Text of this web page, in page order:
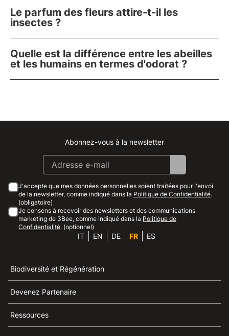
Le parfum des fleurs attire-t-il les
insectes ?
Quelle est la différence entre les abeilles
et les humains en termes d'odorat ?
Instagram
Facebook
Linkedin
Youtube
Abonnez-vous à la newsletter
J'accepte que mes données personnelles soient traitées pour l'envoi
de la newsletter, comme indiqué dans la Politique de Confidentialité.
(obligatoire)
Je consens à recevoir des newsletters et des communications
marketing de 3Bee, comme indiqué dans la Politique de
Confidentialité. (optionnel)
IT EN DE FR ES
Biodiversité et Régénération
Devenez Partenaire
Ressources